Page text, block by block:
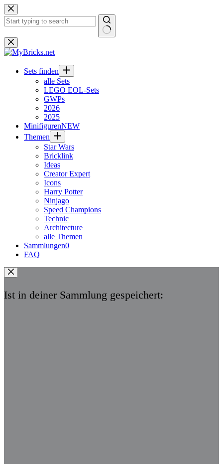
Zum
Inhalt
springen
Keine
Ergebnisse
Sets finden
alle Sets
LEGO EOL-Sets
GWPs
2026
2025
MinifigurenNEW
Themen
Star Wars
Bricklink
Ideas
Creator Expert
Icons
Harry Potter
Ninjago
Speed Champions
Technic
Architecture
alle Themen
Sammlungen0
FAQ
Ist in deiner Sammlung gespeichert: